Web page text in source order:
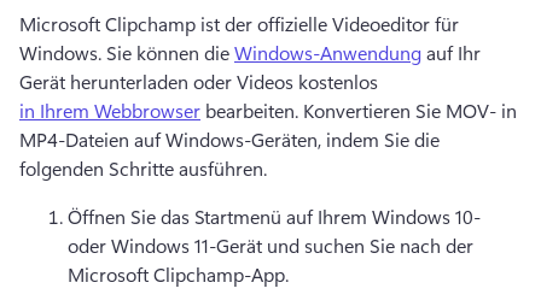
Microsoft Clipchamp ist der offizielle Videoeditor für
Windows. Sie können die Windows-Anwendung auf Ihr
Gerät herunterladen oder Videos kostenlos
in Ihrem Webbrowser bearbeiten. Konvertieren Sie MOV- in
MP4-Dateien auf Windows-Geräten, indem Sie die
folgenden Schritte ausführen.
Öffnen Sie das Startmenü auf Ihrem Windows 10-
oder Windows 11-Gerät und suchen Sie nach der
Microsoft Clipchamp-App.